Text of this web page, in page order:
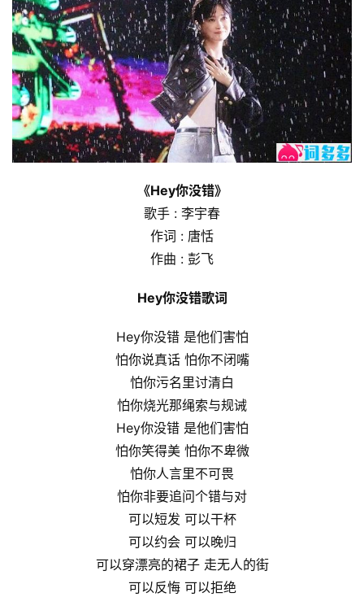
《Hey你没错》
歌手 : 李宇春
作词 : 唐恬
作曲 : 彭飞
Hey你没错歌词
Hey你没错 是他们害怕
怕你说真话 怕你不闭嘴
怕你污名里讨清白
怕你烧光那绳索与规诫
Hey你没错 是他们害怕
怕你笑得美 怕你不卑微
怕你人言里不可畏
怕你非要追问个错与对
可以短发 可以干杯
可以约会 可以晚归
可以穿漂亮的裙子 走无人的街
可以反悔 可以拒绝